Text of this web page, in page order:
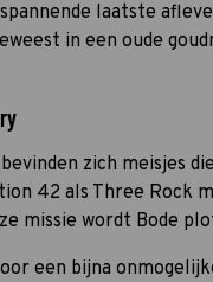
laatste
in een oude
zich meisjes
42 als Three Rock
missie wordt Bode
een bijna